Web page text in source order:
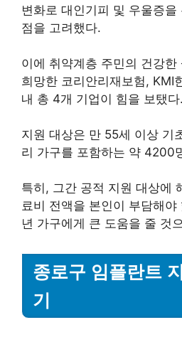
변화로 대인기피 및 우울증
점을 고려했다.
이에 취약계층 주민의 건강한
희망한 코리안리재보험, KMI
내 총 4개 기업이 힘을 보탰다.
지원 대상은 만 55세 이상 기
리 가구를 포함하는 약 4200
특히, 그간 공적 지원 대상에
료비 전액을 본인이 부담해
년 가구에게 큰 도움을 줄 것
종로구 임플란트
기